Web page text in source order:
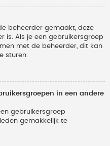
beheerder gemaakt, deze
is. Als je een gebruikersgroep
met de beheerder, dit kan
sturen.
in een andere
gebruikersgroep
gemakkelijk te